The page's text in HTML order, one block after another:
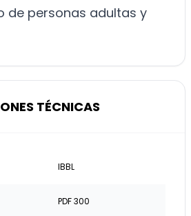
de personas adultas y
TÉCNICAS
IBBL
PDF 300